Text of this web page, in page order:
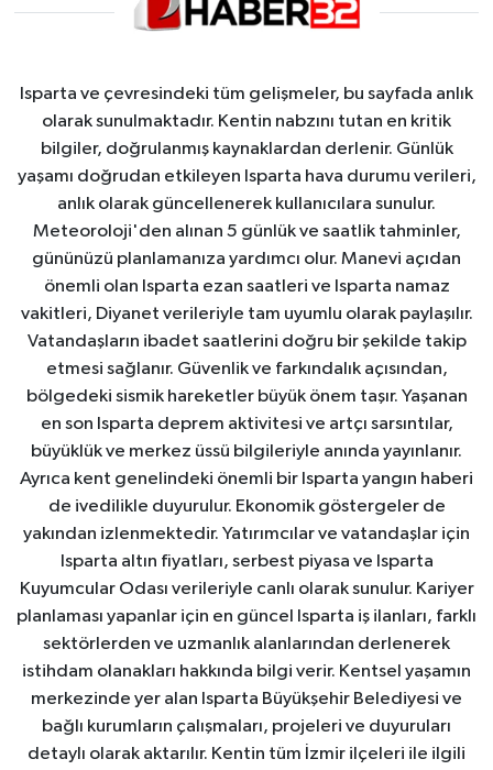
Isparta ve çevresindeki tüm gelişmeler, bu sayfada anlık
olarak sunulmaktadır. Kentin nabzını tutan en kritik
bilgiler, doğrulanmış kaynaklardan derlenir. Günlük
yaşamı doğrudan etkileyen Isparta hava durumu verileri,
anlık olarak güncellenerek kullanıcılara sunulur.
Meteoroloji'den alınan 5 günlük ve saatlik tahminler,
gününüzü planlamanıza yardımcı olur. Manevi açıdan
önemli olan Isparta ezan saatleri ve Isparta namaz
vakitleri, Diyanet verileriyle tam uyumlu olarak paylaşılır.
Vatandaşların ibadet saatlerini doğru bir şekilde takip
etmesi sağlanır. Güvenlik ve farkındalık açısından,
bölgedeki sismik hareketler büyük önem taşır. Yaşanan
en son Isparta deprem aktivitesi ve artçı sarsıntılar,
büyüklük ve merkez üssü bilgileriyle anında yayınlanır.
Ayrıca kent genelindeki önemli bir Isparta yangın haberi
de ivedilikle duyurulur. Ekonomik göstergeler de
yakından izlenmektedir. Yatırımcılar ve vatandaşlar için
Isparta altın fiyatları, serbest piyasa ve Isparta
Kuyumcular Odası verileriyle canlı olarak sunulur. Kariyer
planlaması yapanlar için en güncel Isparta iş ilanları, farklı
sektörlerden ve uzmanlık alanlarından derlenerek
istihdam olanakları hakkında bilgi verir. Kentsel yaşamın
merkezinde yer alan Isparta Büyükşehir Belediyesi ve
bağlı kurumların çalışmaları, projeleri ve duyuruları
detaylı olarak aktarılır. Kentin tüm İzmir ilçeleri ile ilgili